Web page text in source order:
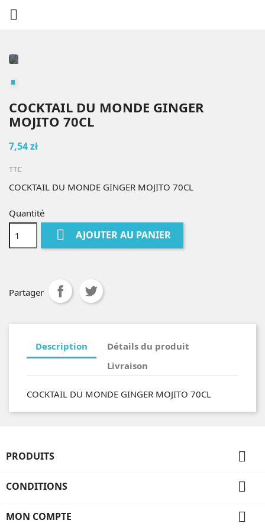

COCKTAIL DU MONDE GINGER
MOJITO 70CL
7,54 zł
TTC
COCKTAIL DU MONDE GINGER MOJITO 70CL
Quantité
 AJOUTER AU PANIER
Partager
Description
Détails du produit
Livraison
COCKTAIL DU MONDE GINGER MOJITO 70CL
PRODUITS 
CONDITIONS 
MON COMPTE 